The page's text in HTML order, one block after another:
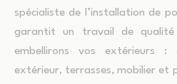
spécialiste de l’installation de
garantit un travail de
embellirons vos extérieurs :
extérieur, terrasses, mobilier et